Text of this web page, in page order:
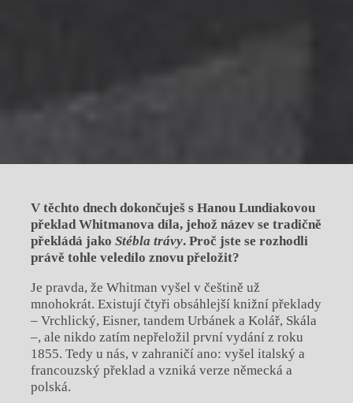
V těchto dnech dokončuješ s Hanou Lundiakovou
překlad Whitmanova díla, jehož název se tradičně
překládá jako Stébla trávy. Proč jste se rozhodli
právě tohle veledílo znovu přeložit?
Je pravda, že Whitman vyšel v češtině už
mnohokrát. Existují čtyři obsáhlejší knižní překlady
– Vrchlický, Eisner, tandem Urbánek a Kolář, Skála
–, ale nikdo zatím nepřeložil první vydání z roku
1855. Tedy u nás, v zahraničí ano: vyšel italský a
francouzský překlad a vzniká verze německá a
polská.